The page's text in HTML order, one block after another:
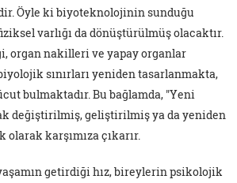
Öyle ki biyoteknolojinin sunduğu
varlığı da dönüştürülmüş olacaktır.
organ nakilleri ve yapay organlar
sınırları yeniden tasarlanmakta,
bulmaktadır. Bu bağlamda, "Yeni
değiştirilmiş, geliştirilmiş ya da yeniden
karşımıza çıkarır.
getirdiği hız, bireylerin psikolojik